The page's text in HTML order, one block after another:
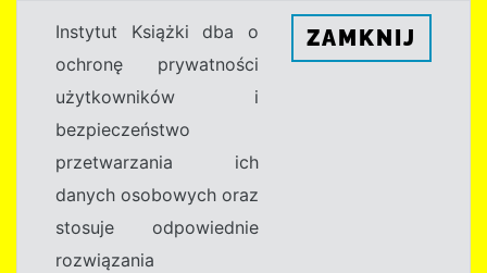
Instytut Książki dba o
ochronę prywatności
użytkowników i
bezpieczeństwo
przetwarzania ich
danych osobowych oraz
stosuje odpowiednie
rozwiązania
ZAMKNIJ